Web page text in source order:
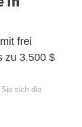
frei
zu 3.500 $
Sie sich die